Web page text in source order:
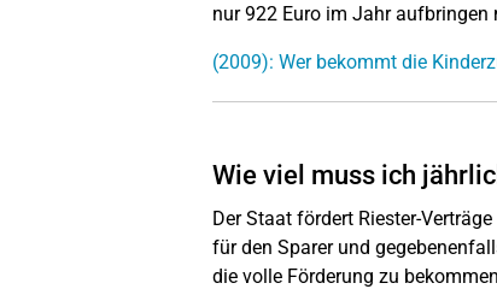
nur 922 Euro im Jahr aufbringen
(2009): Wer bekommt die
Wie viel muss ich
Der Staat fördert Riester-
für den Sparer und
die volle Förderung zu